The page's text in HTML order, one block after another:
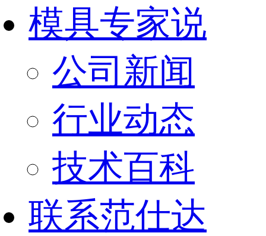
模具专家说
公司新闻
行业动态
技术百科
联系范仕达